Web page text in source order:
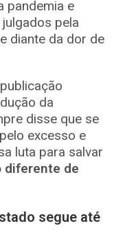
pandemia e
pela
diante da dor de
da
disse que se
excesso e
luta para salvar
diferente de
segue até